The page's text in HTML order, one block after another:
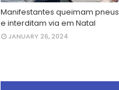
Manifestantes queimam pneus
e interditam via em Natal
JANUARY 26, 2024